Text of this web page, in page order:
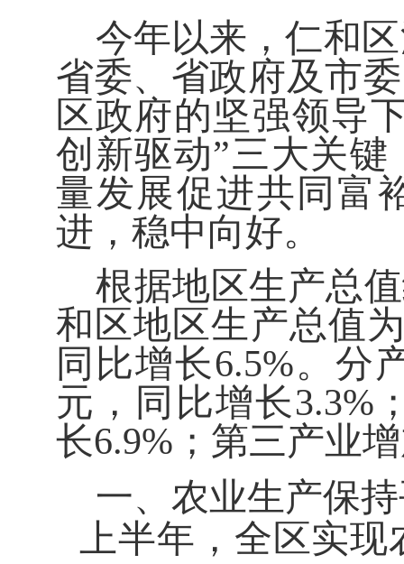
今年以来，仁和区
省委、省政府及市
区政府的坚强领导
创新驱动”三大关键
量发展促进共同富
进， 稳中向好。
根据地区生产总
和 区地区生产总值
同比增长6.5%。分
元， 同比增长3.3%
长6.9% ；第三产业
一、农业生产保
上半年 ，全区实现